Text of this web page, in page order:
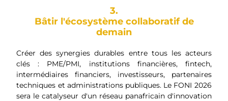
3.
Bâtir l'écosystème collaboratif de
demain
Créer des synergies durables entre tous les acteurs
clés : PME/PMI, institutions financières, fintech,
intermédiaires financiers, investisseurs, partenaires
techniques et administrations publiques. Le FONI 2026
sera le catalyseur d'un réseau panafricain d'innovation